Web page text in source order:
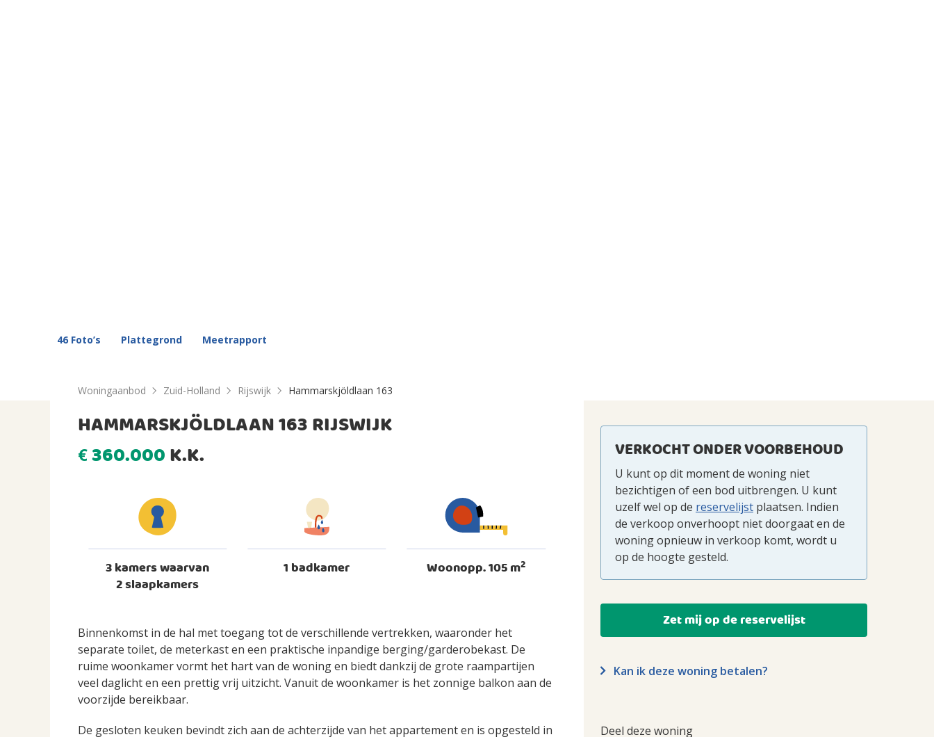
46 Foto’s Plattegrond Meetrapport
Woningaanbod Zuid-Holland Rijswijk Hammarskjöldlaan 163
HAMMARSKJÖLDLAAN 163 RIJSWIJK
€360.000K.K.
3 kamers waarvan
2 slaapkamers
1 badkamer Woonopp. 105 m2
Binnenkomst in de hal met toegang tot de verschillende vertrekken, waaronder het
separate toilet, de meterkast en een praktische inpandige berging/garderobekast. De
ruime woonkamer vormt het hart van de woning en biedt dankzij de grote raampartijen
veel daglicht en een prettig vrij uitzicht. Vanuit de woonkamer is het zonnige balkon aan de
voorzijde bereikbaar.
De gesloten keuken bevindt zich aan de achterzijde van het appartement en is opgesteld in
VERKOCHT ONDER VOORBEHOUD
U kunt op dit moment de woning niet
bezichtigen of een bod uitbrengen. U kunt
uzelf wel op de reservelijst plaatsen. Indien
de verkoop onverhoopt niet doorgaat en de
woning opnieuw in verkoop komt, wordt u
op de hoogte gesteld.
Zet mij op de reservelijst
Kan ik deze woning betalen?
Deel deze woning